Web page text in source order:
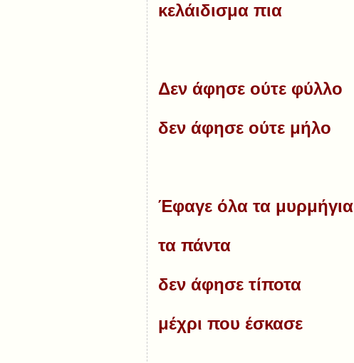
κελάιδισμα πια
Δεν άφησε ούτε φύλλο
δεν άφησε ούτε μήλο
Έφαγε όλα τα μυρμήγια
τα πάντα
δεν άφησε τίποτα
μέχρι που έσκασε